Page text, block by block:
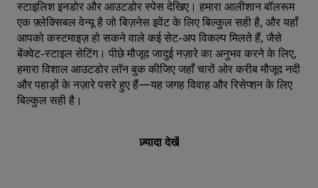
स्टाइलिश इनडोर और आउटडोर स्पेस देखिए। हमारा आलीशान बॉलरूम
एक फ़्लेक्सिबल वेन्यू है जो बिज़नेस इवेंट के लिए बिल्कुल सही है, और यहाँ
आपको कस्टमाइज़ हो सकने वाले कई सेट-अप विकल्प मिलते हैं, जैसे
बेंक्वेट-स्टाइल सेटिंग। पीछे मौजूद जादुई नज़ारे का अनुभव करने के लिए,
हमारा विशाल आउटडोर लॉन बुक कीजिए जहाँ चारों ओर करीब मौजूद नदी
और पहाड़ों के नज़ारे पसरे हुए हैं—यह जगह विवाह और रिसेप्शन के लिए
बिल्कुल सही है।
ज़्यादा देखें